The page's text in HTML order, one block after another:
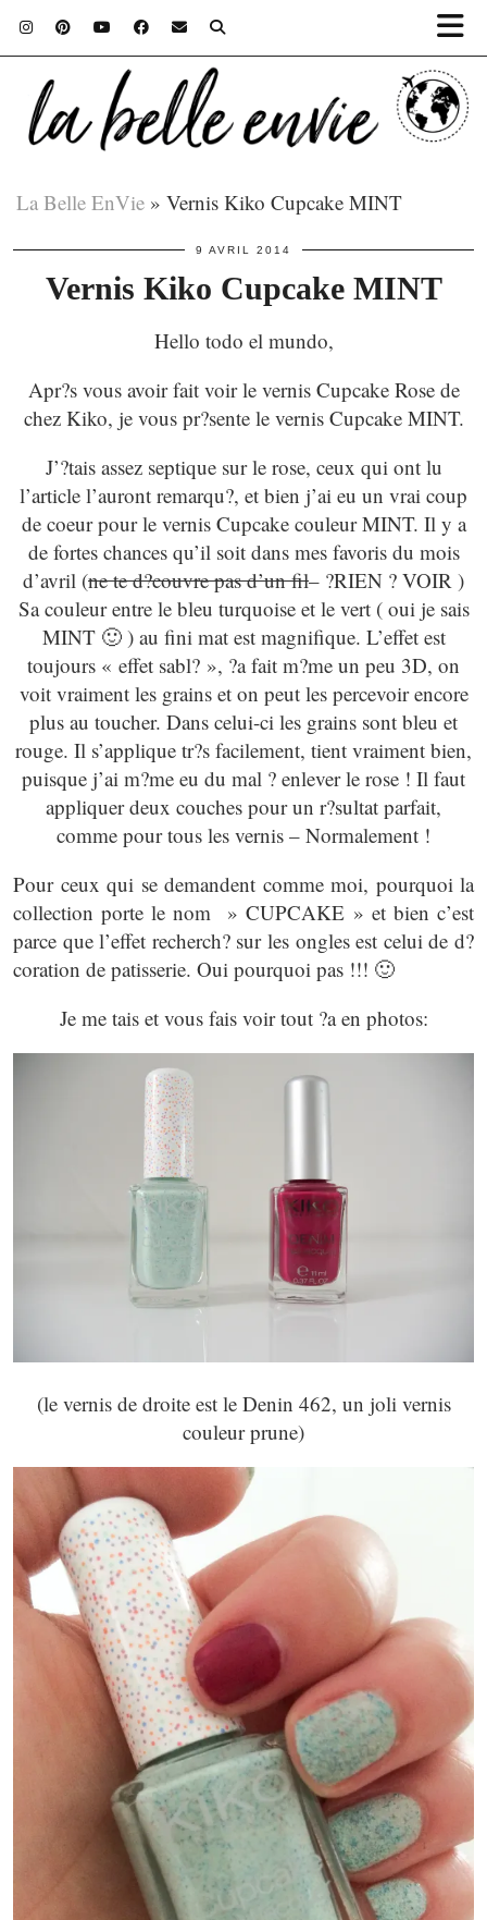
La Belle EnVie » Vernis Kiko Cupcake MINT
9 AVRIL 2014
Vernis Kiko Cupcake MINT
Hello todo el mundo,
Apr?s vous avoir fait voir le vernis Cupcake Rose de
chez Kiko, je vous pr?sente le vernis Cupcake MINT.
J’?tais assez septique sur le rose, ceux qui ont lu
l’article l’auront remarqu?, et bien j’ai eu un vrai coup
de coeur pour le vernis Cupcake couleur MINT. Il y a
de fortes chances qu’il soit dans mes favoris du mois
d’avril (ne te d?couvre pas d’un fil– ?RIEN ? VOIR )
Sa couleur entre le bleu turquoise et le vert ( oui je sais
MINT 🙂 ) au fini mat est magnifique. L’effet est
toujours « effet sabl? », ?a fait m?me un peu 3D, on
voit vraiment les grains et on peut les percevoir encore
plus au toucher. Dans celui-ci les grains sont bleu et
rouge. Il s’applique tr?s facilement, tient vraiment bien,
puisque j’ai m?me eu du mal ? enlever le rose ! Il faut
appliquer deux couches pour un r?sultat parfait,
comme pour tous les vernis – Normalement !
Pour ceux qui se demandent comme moi, pourquoi la
collection porte le nom » CUPCAKE » et bien c’est
parce que l’effet recherch? sur les ongles est celui de d?
coration de patisserie. Oui pourquoi pas !!! 🙂
Je me tais et vous fais voir tout ?a en photos:
(le vernis de droite est le Denin 462, un joli vernis
couleur prune)